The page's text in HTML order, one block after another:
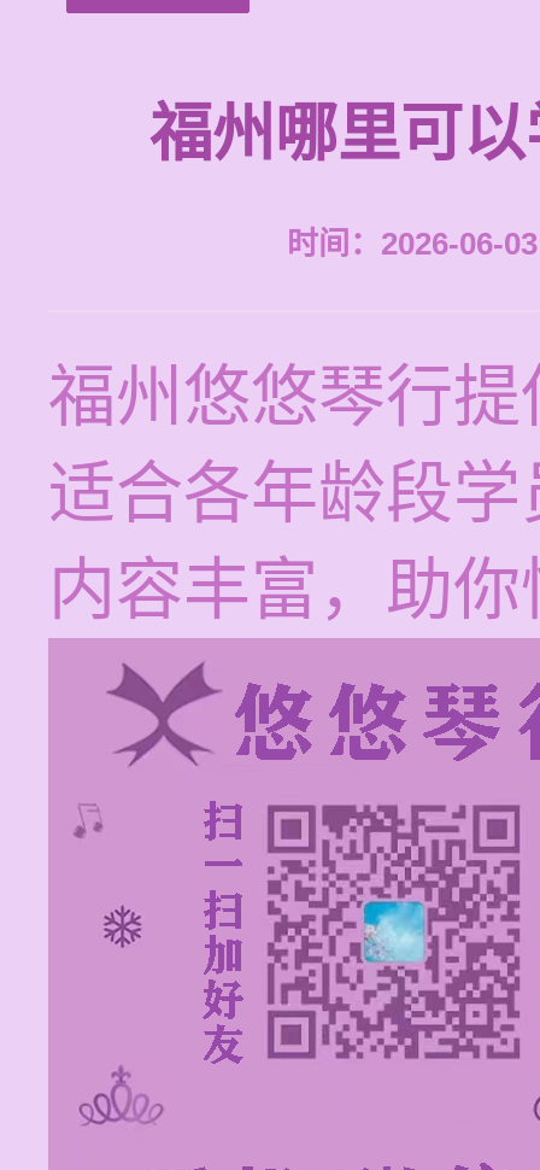
福州哪里可
时间：2026-06-
福州悠悠琴行
适合各年龄段
内容丰富，助